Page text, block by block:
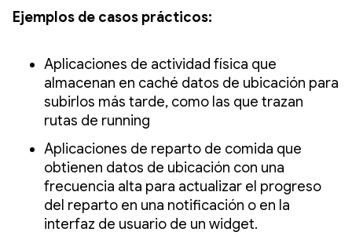
Ejemplos de casos prácticos:
Aplicaciones de actividad física que
almacenan en caché datos de ubicación para
subirlos más tarde, como las que trazan
rutas de running
Aplicaciones de reparto de comida que
obtienen datos de ubicación con una
frecuencia alta para actualizar el progreso
del reparto en una notificación o en la
interfaz de usuario de un widget.